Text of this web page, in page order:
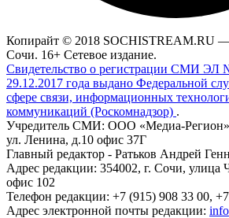
Копирайт © 2018 SOCHISTREAM.RU
Сочи. 16+ Сетевое издание.
Свидетельство о регистрации СМИ
29.12.2017 года выдано Федеральной
сфере связи, информационных
коммуникаций (Роскомнадзор) .
Учредитель СМИ: ООО «Медиа-Регион»
ул. Ленина, д.10 офис 37Г
Главный редактор - Ратьков Андрей
Адрес редакции: 354002, г. Сочи, улица
офис 102
Телефон редакции: +7 (915) 908 33 00,
Адрес электронной почты редакции: